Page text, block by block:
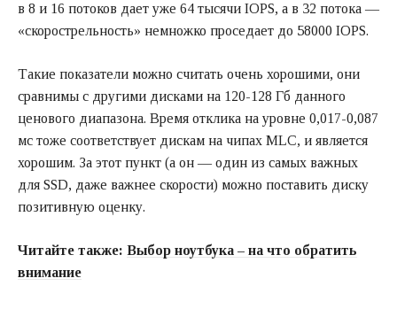
в 8 и 16 потоков дает уже 64 тысячи IOPS, а в 32 потока —
«скорострельность» немножко проседает до 58000 IOPS.
Такие показатели можно считать очень хорошими, они
сравнимы с другими дисками на 120-128 Гб данного
ценового диапазона. Время отклика на уровне 0,017-0,087
мс тоже соответствует дискам на чипах MLC, и является
хорошим. За этот пункт (а он — один из самых важных
для SSD, даже важнее скорости) можно поставить диску
позитивную оценку.
Читайте также: Выбор ноутбука – на что обратить
внимание